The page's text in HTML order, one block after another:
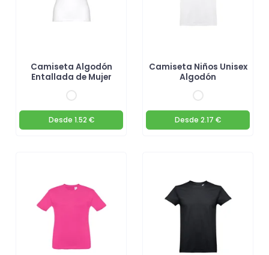
Camiseta Algodón
Entallada de Mujer
Desde 1.52 €
Camiseta Niños Unisex
Algodón
Desde 2.17 €